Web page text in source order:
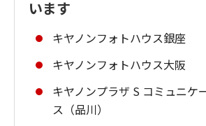
います
キヤノンフォトハウス銀座
キヤノンフォトハウス大阪
キヤノンプラザ S コミュニケ
ス（品川）